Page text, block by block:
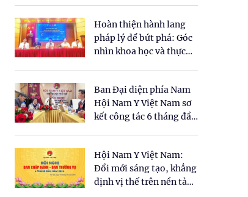
Hoàn thiện hành lang
pháp lý để bứt phá: Góc
nhìn khoa học và thực
cho Luật Y dược cổ
truyền Việt Nam"
Ban Đại diện phía Nam
Hội Nam Y Việt Nam sơ
kết công tác 6 tháng đầu
Hội Nam Y Việt Nam:
Đổi mới sáng tạo, khẳng
định vị thế trên nền tảng